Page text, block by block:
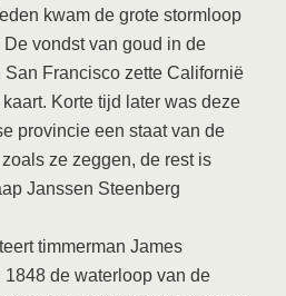
kwam de grote stormloop
vondst van goud in de
San Francisco zette Californië
Korte tijd later was deze
provincie een staat van de
ze zeggen, de rest is
Janssen Steenberg
timmerman James
de waterloop van de